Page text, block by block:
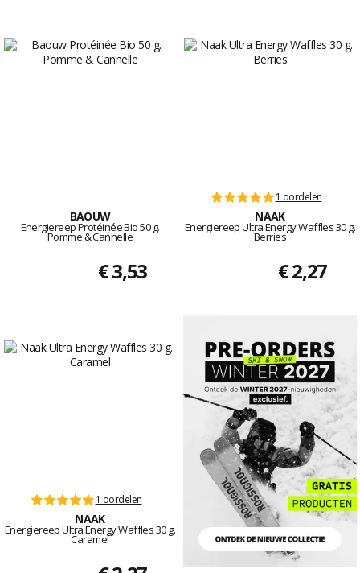
BAOUW
Energiereep Protéinée Bio 50 g.
Pomme & Cannelle
€ 3,53
1 oordelen
NAAK
Energiereep Ultra Energy Waffles 30 g.
Berries
€ 2,27
1 oordelen
NAAK
Energiereep Ultra Energy Waffles 30 g.
Caramel